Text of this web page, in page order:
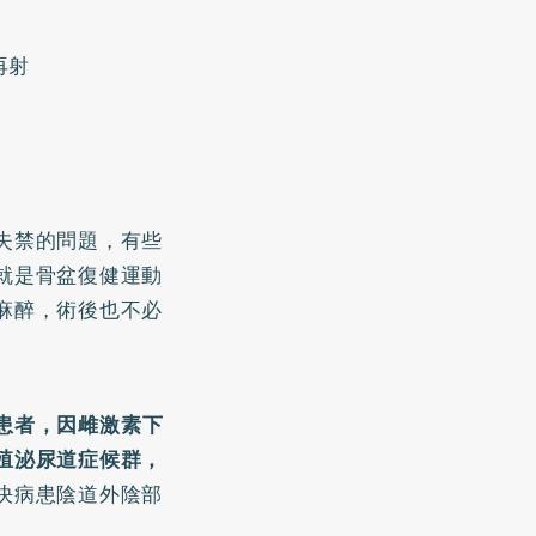
射
禁的問題，有些
是骨盆復健運動
醉，術後也不必
者，因雌激素下
尿道症候群，
病患陰道外陰部